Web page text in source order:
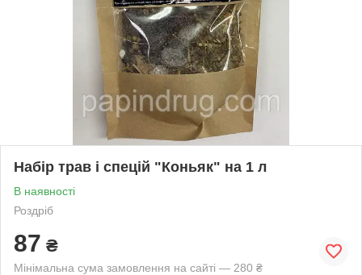
Набір трав і спецій "Коньяк" на 1 л
В наявності
Роздріб
87 ₴
Мінімальна сума замовлення на сайті — 280 ₴